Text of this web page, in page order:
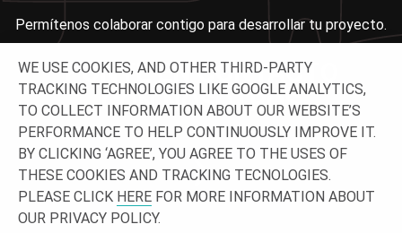
Permítenos colaborar contigo para desarrollar tu proyecto.
PONTE EN CONTACTO
CON NOSOTROS
WE USE COOKIES, AND OTHER THIRD-PARTY
TRACKING TECHNOLOGIES LIKE GOOGLE ANALYTICS,
TO COLLECT INFORMATION ABOUT OUR WEBSITE’S
PERFORMANCE TO HELP CONTINUOUSLY IMPROVE IT.
BY CLICKING ‘AGREE’, YOU AGREE TO THE USES OF
THESE COOKIES AND TRACKING TECNOLOGIES.
PLEASE CLICK HERE FOR MORE INFORMATION ABOUT
OUR PRIVACY POLICY.